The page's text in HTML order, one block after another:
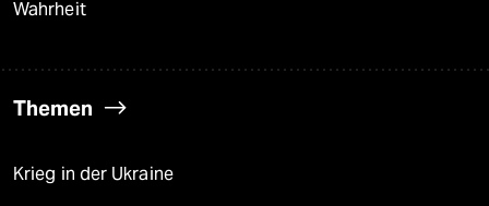
Wahrheit
Themen
Krieg in der Ukraine